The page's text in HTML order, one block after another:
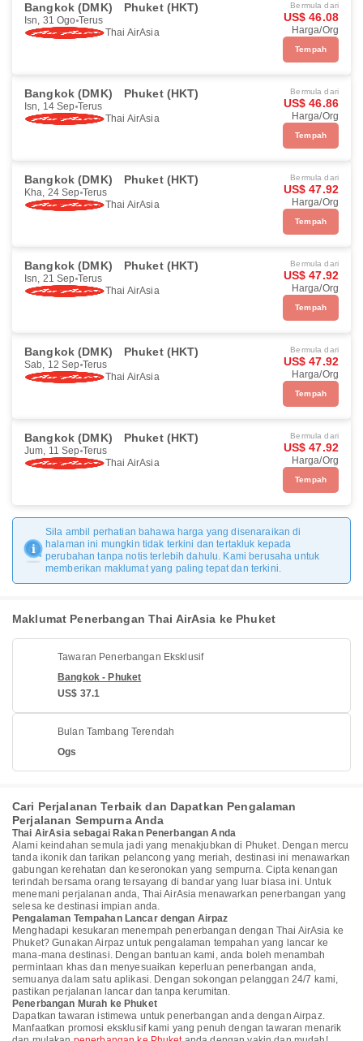
Bangkok (DMK) Phuket (HKT)
Isn, 31 Ogo Terus
Thai AirAsia
Bermula dari
US$ 46.08
Harga/Org
Tempah
Bangkok (DMK) Phuket (HKT)
Isn, 14 Sep Terus
Thai AirAsia
Bermula dari
US$ 46.86
Harga/Org
Tempah
Bangkok (DMK) Phuket (HKT)
Kha, 24 Sep Terus
Thai AirAsia
Bermula dari
US$ 47.92
Harga/Org
Tempah
Bangkok (DMK) Phuket (HKT)
Isn, 21 Sep Terus
Thai AirAsia
Bermula dari
US$ 47.92
Harga/Org
Tempah
Bangkok (DMK) Phuket (HKT)
Sab, 12 Sep Terus
Thai AirAsia
Bermula dari
US$ 47.92
Harga/Org
Tempah
Bangkok (DMK) Phuket (HKT)
Jum, 11 Sep Terus
Thai AirAsia
Bermula dari
US$ 47.92
Harga/Org
Tempah
Sila ambil perhatian bahawa harga yang disenaraikan di
halaman ini mungkin tidak terkini dan tertakluk kepada
perubahan tanpa notis terlebih dahulu. Kami berusaha untuk
memberikan maklumat yang paling tepat dan terkini.
Maklumat Penerbangan Thai AirAsia ke Phuket
Tawaran Penerbangan Eksklusif
Bangkok - Phuket
US$ 37.1
Bulan Tambang Terendah
Ogs
Cari Perjalanan Terbaik dan Dapatkan Pengalaman
Perjalanan Sempurna Anda
Thai AirAsia sebagai Rakan Penerbangan Anda
Alami keindahan semula jadi yang menakjubkan di Phuket. Dengan mercu
tanda ikonik dan tarikan pelancong yang meriah, destinasi ini menawarkan
gabungan kerehatan dan keseronokan yang sempurna. Cipta kenangan
terindah bersama orang tersayang di bandar yang luar biasa ini. Untuk
menemani perjalanan anda, Thai AirAsia menawarkan penerbangan yang
selesa ke destinasi impian anda.
Pengalaman Tempahan Lancar dengan Airpaz
Menghadapi kesukaran menempah penerbangan dengan Thai AirAsia ke
Phuket? Gunakan Airpaz untuk pengalaman tempahan yang lancar ke
mana-mana destinasi. Dengan bantuan kami, anda boleh menambah
permintaan khas dan menyesuaikan keperluan penerbangan anda,
semuanya dalam satu aplikasi. Dengan sokongan pelanggan 24/7 kami,
pastikan perjalanan lancar dan tanpa kerumitan.
Penerbangan Murah ke Phuket
Dapatkan tawaran istimewa untuk penerbangan anda dengan Airpaz.
Manfaatkan promosi eksklusif kami yang penuh dengan tawaran menarik